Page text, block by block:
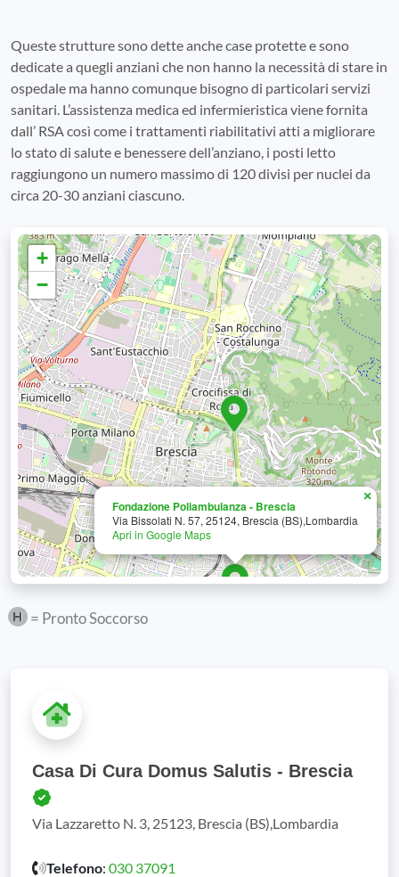
Queste strutture sono dette anche case protette e sono
dedicate a quegli anziani che non hanno la necessità di stare in
ospedale ma hanno comunque bisogno di particolari servizi
sanitari. L’assistenza medica ed infermieristica viene fornita
dall’ RSA così come i trattamenti riabilitativi atti a migliorare
lo stato di salute e benessere dell’anziano, i posti letto
raggiungono un numero massimo di 120 divisi per nuclei da
circa 20-30 anziani ciascuno.
Fondazione Poliambulanza - Brescia
Via Bissolati N. 57, 25124, Brescia (BS),Lombardia
Apri in Google Maps
×
+
−
= Pronto Soccorso
Casa Di Cura Domus Salutis - Brescia
Via Lazzaretto N. 3, 25123, Brescia (BS),Lombardia
Telefono: 030 37091